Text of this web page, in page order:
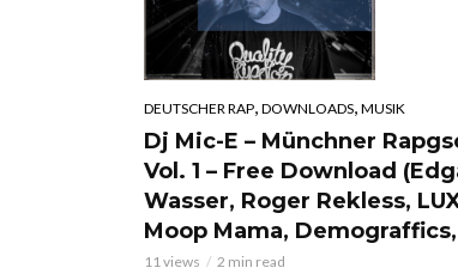
DEUTSCHER RAP, DOWNLOADS, MUSIK
Dj Mic-E – Münchner
Vol. 1 – Free Download
Wasser, Roger Rekless,
Moop Mama,
11 views 2 min read